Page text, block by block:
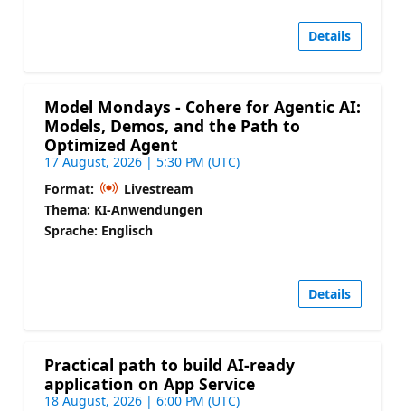
Details
Model Mondays - Cohere for Agentic AI:
Models, Demos, and the Path to
Optimized Agent
17 August, 2026 | 5:30 PM (UTC)
Format:
Livestream
Thema: KI-Anwendungen
Sprache: Englisch
Details
Practical path to build AI-ready
application on App Service
18 August, 2026 | 6:00 PM (UTC)